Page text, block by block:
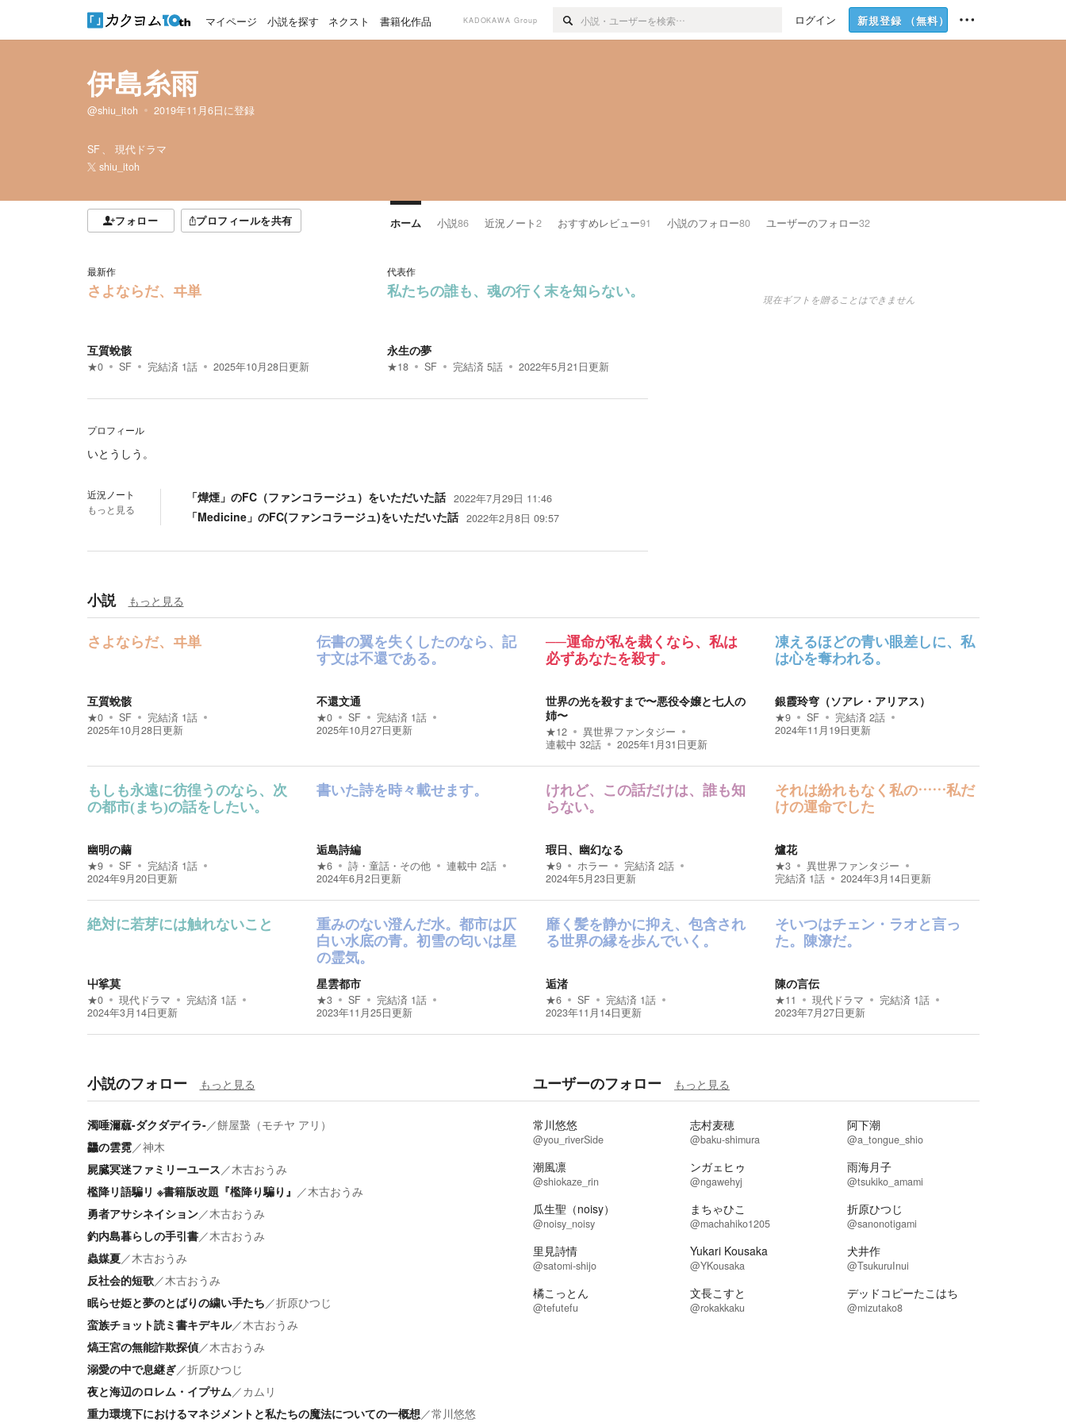
マイページ 小説を探す ネクスト 書籍化作品 KADOKAWA Group ログイン 新規登録 （無料）
伊島糸雨
@shiu_itoh 2019年11月6日に登録
SF
現代ドラマ
shiu_itoh
フォロー プロフィールを共有 ホーム 小説86 近況ノート2 おすすめレビュー91 小説のフォロー80 ユーザーのフォロー32
最新作
さよならだ、ヰ単
互質蛻骸
★0 SF 完結済 1話 2025年10月28日更新
代表作
私たちの誰も、魂の行く末を知らない。
永生の夢
★18 SF 完結済 5話 2022年5月21日更新
プロフィール
いとうしう。
近況ノート
もっと見る
「燁煙」のFC（ファンコラージュ）をいただいた話 2022年7月29日 11:46
「Medicine」のFC(ファンコラージュ)をいただいた話 2022年2月8日 09:57
現在ギフトを贈ることはできません
小説 もっと見る
さよならだ、ヰ単
互質蛻骸
★0 SF 完結済 1話
2025年10月28日更新
伝書の翼を失くしたのなら、記
す文は不還である。
不還文通
★0 SF 完結済 1話
2025年10月27日更新
──運命が私を裁くなら、私は
必ずあなたを殺す。
世界の光を殺すまで〜悪役令嬢と七人の
姉〜
★12
異世界ファンタジー
連載中 32話 2025年1月31日更新
凍えるほどの青い眼差しに、私
は心を奪われる。
銀霞玲穹（ソアレ・アリアス）
★9 SF 完結済 2話
2024年11月19日更新
もしも永遠に彷徨うのなら、次
の都市(まち)の話をしたい。
幽明の繭
★9 SF 完結済 1話
2024年9月20日更新
書いた詩を時々載せます。
逅島詩編
★6 詩・童話・その他 連載中 2話
2024年6月2日更新
けれど、この話だけは、誰も知
らない。
瑕日、幽幻なる
★9 ホラー 完結済 2話
2024年5月23日更新
それは紛れもなく私の……私だ
けの運命でした
爐花
★3
異世界ファンタジー
完結済 1話 2024年3月14日更新
絶対に若芽には触れないこと
屮挲莫
★0 現代ドラマ 完結済 1話
2024年3月14日更新
重みのない澄んだ水。都市は仄
白い水底の青。初雪の匂いは星
の霊気。
星雲都市
★3 SF 完結済 1話
2023年11月25日更新
靡く髪を静かに抑え、包含され
る世界の縁を歩んでいく。
逅渚
★6 SF 完結済 1話
2023年11月14日更新
そいつはチェン・ラオと言っ
た。陳潦だ。
陳の言伝
★11 現代ドラマ 完結済 1話
2023年7月27日更新
小説のフォロー もっと見る
濁唾濔蓏-ダクダデイラ-／餅屋䖸（モチヤ アリ）
龘の雲霓／神木
屍臓冥迷ファミリーユース／木古おうみ
檻降リ語騙リ ※書籍版改題『檻降り騙り』 ／木古おうみ
勇者アサシネイション／木古おうみ
釣内島暮らしの手引書／木古おうみ
蟲媒夏／木古おうみ
反社会的短歌／木古おうみ
眠らせ姫と夢のとばりの繍い手たち／折原ひつじ
蛮族チョット読ミ書キデキル／木古おうみ
熇王宮の無能詐欺探偵／木古おうみ
溺愛の中で息継ぎ／折原ひつじ
夜と海辺のロレム・イプサム／カムリ
重力環境下におけるマネジメントと私たちの魔法についての一概想／常川悠悠
ユーザーのフォロー もっと見る
常川悠悠
@you_riverSide
志村麦穂
@baku-shimura
阿下潮
@a_tongue_shio
潮風凛
@shiokaze_rin
ンガェヒゥ
@ngawehyj
雨海月子
@tsukiko_amami
瓜生聖（noisy）
@noisy_noisy
まちゃひこ
@machahiko1205
折原ひつじ
@sanonotigami
里見詩情
@satomi-shijo
Yukari Kousaka
@YKousaka
犬井作
@TsukuruInui
橘こっとん
@tefutefu
文長こすと
@rokakkaku
デッドコピーたこはち
@mizutako8